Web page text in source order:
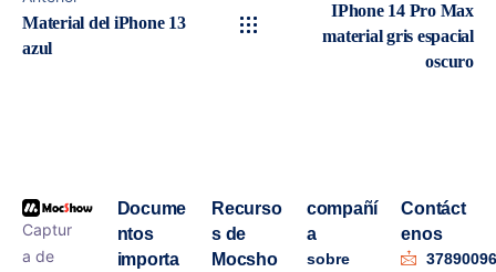
Material del iPhone 13
azul
IPhone 14 Pro Max
material gris espacial
oscuro
Captur
a de
Docume
ntos
importa
Recurso
s de
Mocsho
compañí
a
sobre
Contáct
enos